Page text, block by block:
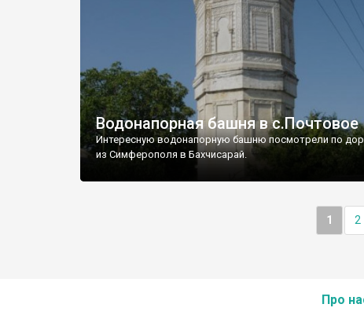
Водонапорная башня в с.Почтовое
Интересную водонапорную башню посмотрели по
из Симферополя в Бахчисарай.
1 2
Про